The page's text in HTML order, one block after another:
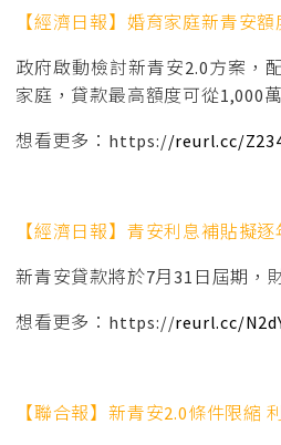
【經濟日報】婚育家庭新青安
政府啟動檢討新青安2.0方案，
家庭，貸款最高額度可從1,000
想看更多：https://reurl.cc/
【經濟日報】青安利息補貼擬
新青安貸款將於7月31日屆期，
想看更多：https://reurl.cc/
【聯合報】新青安2.0條件限縮